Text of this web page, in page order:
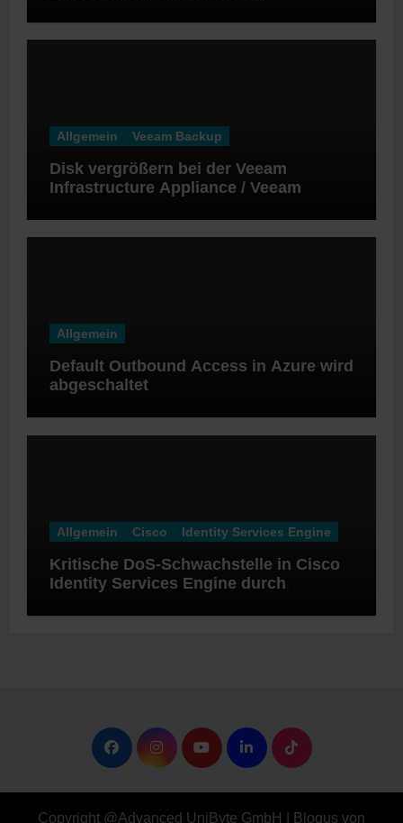
Allgemein Veeam Backup
Disk vergrößern bei der Veeam
Infrastructure Appliance / Veeam
Allgemein
Default Outbound Access in Azure wird
abgeschaltet
Allgemein Cisco Identity Services Engine
Kritische DoS-Schwachstelle in Cisco
Identity Services Engine durch
Copyright @Advanced UniByte GmbH Blogus von